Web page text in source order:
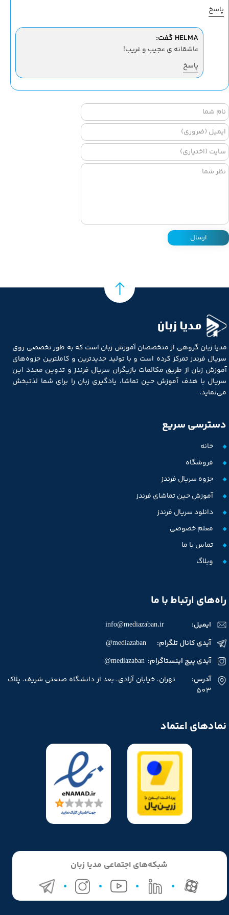
★★
پاسخ
HELMA گفت:
عاشقانه ی عجیب و غریب!
پاسخ
ارسال
مدیا زبان
مدیا زبان گروهی از متخصصان آموزش زبان است که به طور تخصصی روی
سریال فرندز تمرکز کرده است و با تولید جدیدترین و کاملترین جزوه‌های
آموزش زبان از طریق مکالمات بازیگران سریال فرندز و تدوین مجدد این
سریال با هدف آموزش حین تماشا، یادگیری زبان را برای شما لذتبخش
می‌نماید.
نمادهای اعتماد
خانه
فروشگاه
جزوه سریال فرندز
آموزش حین تماشای فرندز
دانلود سریال فرندز
معلم خصوصی
تماس با ما
وبلاگ
دسترسی سریع
راه‌های ارتباط با ما
ایمیل: info@mediazaban.ir
آدرس: تهران، خیابان آزادی، بعد از دانشگاه صنعتی شریف، پلاک
503
آیدی کانال تلگرام: mediazaban@
آیدی پیج اینستاگرام: mediazaban@
شبکه‌های اجتماعی مدیا زبان